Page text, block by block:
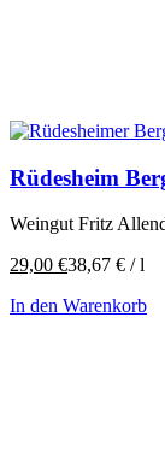
Rüdesheim
Weingut Fritz
29,00 €38,67 € /l
In den Warenkorb